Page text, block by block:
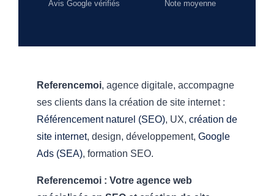
Avis Google vérifiés Note moyenne
Referencemoi, agence digitale, accompagne
ses clients dans la création de site internet :
Référencement naturel (SEO), UX, création de
site internet, design, développement, Google
Ads (SEA), formation SEO.
Referencemoi : Votre agence web